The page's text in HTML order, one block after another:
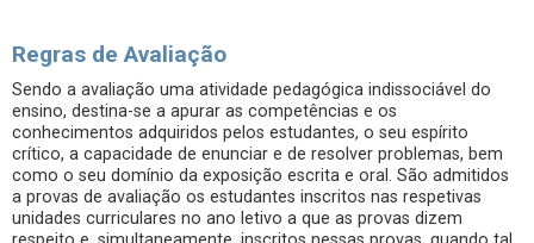
Regras de Avaliação
Sendo a avaliação uma atividade pedagógica indissociável do
ensino, destina-se a apurar as competências e os
conhecimentos adquiridos pelos estudantes, o seu espírito
crítico, a capacidade de enunciar e de resolver problemas, bem
como o seu domínio da exposição escrita e oral. São admitidos
a provas de avaliação os estudantes inscritos nas respetivas
unidades curriculares no ano letivo a que as provas dizem